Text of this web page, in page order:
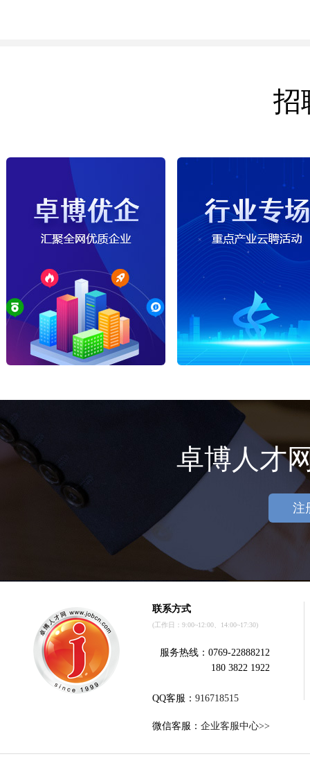
招
卓博人才
注
联系方式
(工作日：9:00~12:00、14:00~17:30)
服务热线：0769-22888212
180 3822 1922
QQ客服： 916718515
微信客服： 企业客服中心>>